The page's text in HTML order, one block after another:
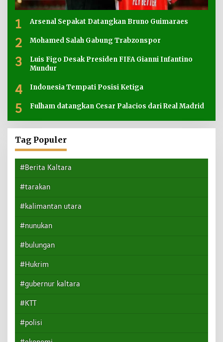
1 Arsenal Sepakat Datangkan Bruno Guimaraes
2 Mohamed Salah Gabung Trabzonspor
3
Luis Figo Desak Presiden FIFA Gianni Infantino
Mundur
4 Indonesia Tempati Posisi Ketiga
5 Fulham datangkan Cesar Palacios dari Real Madrid
Tag Populer
#Berita Kaltara
#tarakan
#kalimantan utara
#nunukan
#bulungan
#Hukrim
#gubernur kaltara
#KTT
#polisi